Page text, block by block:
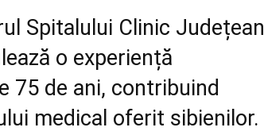
Spitalului Clinic Județean
o experiență
75 de ani, contribuind
medical oferit sibienilor.